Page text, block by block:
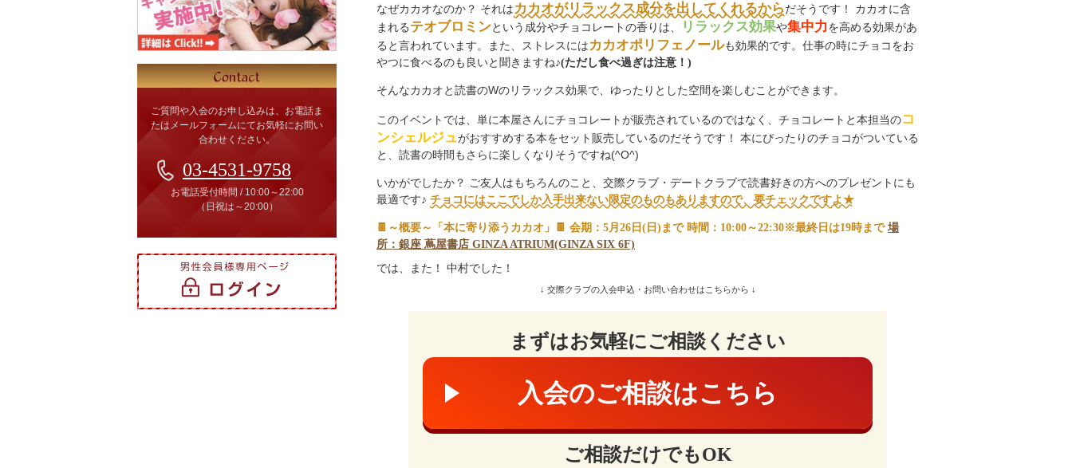
なぜカカオなのか？ それはカカオがリラックス成分を出してくれるからだそうです！ カカオに含
まれるテオブロミンという成分やチョコレートの香りは、 リラックス効果や集中力を高める効果があ
ると言われています。また、ストレスにはカカオポリフェノールも効果的です。仕事の時にチョコをお
やつに食べるのも良いと聞きますね♪(ただし食べ過ぎは注意！)
そんなカカオと読書のWのリラックス効果で、ゆったりとした空間を楽しむことができます。
このイベントでは、単に本屋さんにチョコレートが販売されているのではなく、チョコレートと本担当のコ
ンシェルジュがおすすめする本をセット販売しているのだそうです！ 本にぴったりのチョコがついている
と、読書の時間もさらに楽しくなりそうですね(^O^)
いかがでしたか？ ご友人はもちろんのこと、交際クラブ・デートクラブで読書好きの方へのプレゼントにも
最適です♪ チョコにはここでしか入手出来ない限定のものもありますので、要チェックですよ★
🍫～概要～「本に寄り添うカカオ」🍫 会期：5月26日(日)まで 時間：10:00～22:30※最終日は19時まで 場
所：銀座 蔦屋書店 GINZA ATRIUM(GINZA SIX 6F)
では、また！ 中村でした！
↓ 交際クラブの入会申込・お問い合わせはこちらから ↓
まずはお気軽にご相談ください
入会のご相談はこちら
ご相談だけでもOK
ご質問や入会のお申し込みは、お電話ま
たはメールフォームにてお気軽にお問い
合わせください。
03-4531-9758
お電話受付時間 / 10:00～22:00
（日祝は～20:00）